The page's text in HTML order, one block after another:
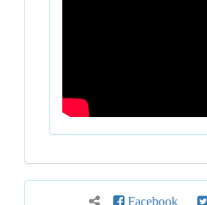
Facebook